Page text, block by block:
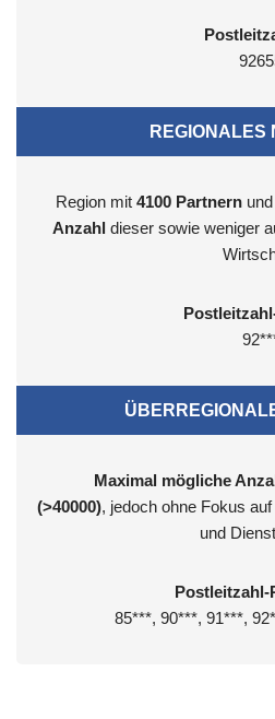
REGIONALES
Region mit 4100 Partnernund
Anzahl dieser sowie weniger
Maximal mögliche
(>40000), jedoch ohne Fokus
und
Postleitzahl-
85***, 90***, 91***,